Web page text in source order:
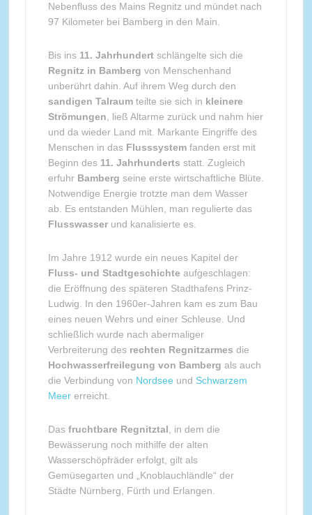
Nebenfluss des Mains Regnitz und mündet nach
97 Kilometer bei Bamberg in den Main.
Bis ins 11. Jahrhundertschlängelte sich die
Regnitz in Bamberg von Menschenhand
unberührt dahin. Auf ihrem Weg durch den
sandigen Talraumteilte sie sich in kleinere
Strömungen , ließ Altarme zurück und nahm hier
und da wieder Land mit. Markante Eingriffe des
Menschen in das Flusssystemfanden erst mit
Beginn des 11. Jahrhunderts statt. Zugleich
erfuhr Bamberg seine erste wirtschaftliche Blüte.
Notwendige Energie trotzte man dem Wasser
ab. Es entstanden Mühlen, man regulierte das
Flusswasserund kanalisierte es.
Im Jahre 1912 wurde ein neues Kapitel der
Fluss- und Stadtgeschichte aufgeschlagen:
die Eröffnung des späteren Stadthafens Prinz-
Ludwig. In den 1960er-Jahren kam es zum Bau
eines neuen Wehrs und einer Schleuse. Und
schließlich wurde nach abermaliger
Verbreiterung des rechten Regnitzarmes die
Hochwasserfreilegung von Bamberg als auch
die Verbindung von Nordsee und Schwarzem
Meererreicht.
Das fruchtbare Regnitztal , in dem die
Bewässerung noch mithilfe der alten
Wasserschöpfräder erfolgt, gilt als
Gemüsegarten und „Knoblauchländle“ der
Städte Nürnberg, Fürth und Erlangen.